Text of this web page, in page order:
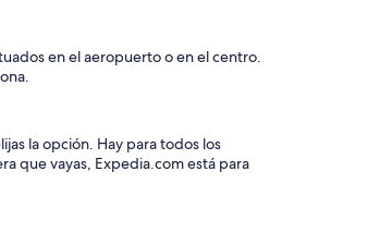
en el aeropuerto o en el centro.
la opción. Hay para todos los
que vayas, Expedia.com está para